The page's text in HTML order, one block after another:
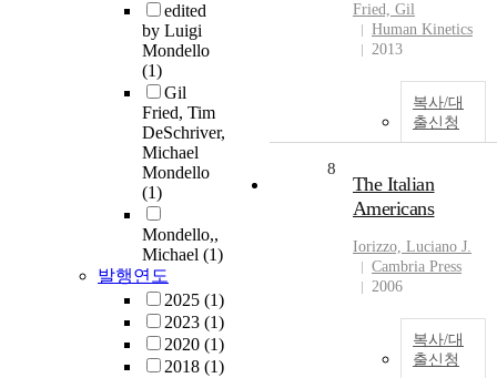
edited
by Luigi
Mondello
(1)
Gil
Fried, Tim
DeSchriver,
Michael
Mondello
(1)
Mondello,,
Michael (1)
발행연도
2025 (1)
2023 (1)
2020 (1)
2018 (1)
Fried, Gil
Human Kinetics
2013
복사/대
출신청
8
The Italian
Americans
Iorizzo, Luciano J.
Cambria Press
2006
복사/대
출신청